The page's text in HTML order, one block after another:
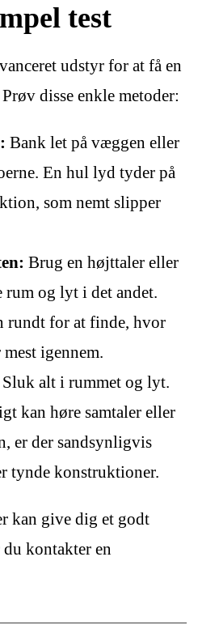
test
udstyr for at få en
disse enkle metoder:
Bank let på væggen eller
En hul lyd tyder på
som nemt slipper
Brug en højttaler eller
rum og lyt i det andet.
for at finde, hvor
igennem.
Sluk alt i rummet og lyt.
kan høre samtaler eller
er der sandsynligvis
tynde konstruktioner.
kan give dig et godt
kontakter en